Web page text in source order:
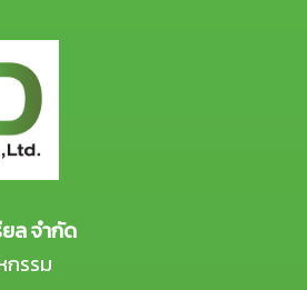
ล จำกัด
กรรม